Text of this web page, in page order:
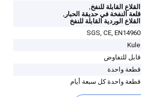
القلاع القابلة للنفخ,
قلعة النفخة في حديقة الحبار ,
القلاع الوردية القابلة للنفخ
SGS, CE, EN14960
Kule
قابل للتفاوض
قطعة واحدة
قطعة واحدة كل سبعة أيام